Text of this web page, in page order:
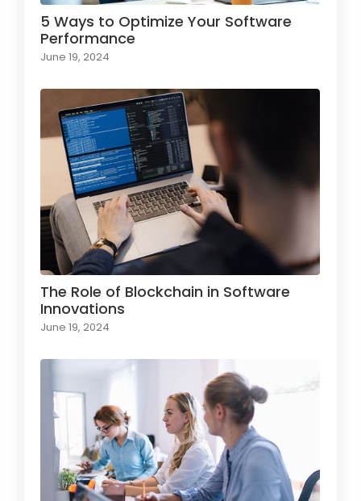
5 Ways to Optimize Your Software
Performance
June 19, 2024
The Role of Blockchain in Software
Innovations
June 19, 2024